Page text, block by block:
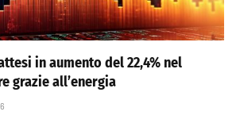
in aumento del 22,4% nel
grazie all’energia